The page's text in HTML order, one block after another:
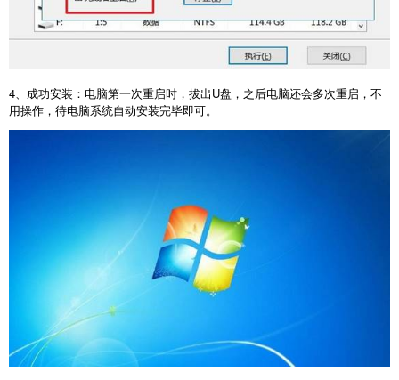
4、成功安装：电脑第一次重启时，拔出U盘，之后电脑还会多次重启，不
用操作，待电脑系统自动安装完毕即可。